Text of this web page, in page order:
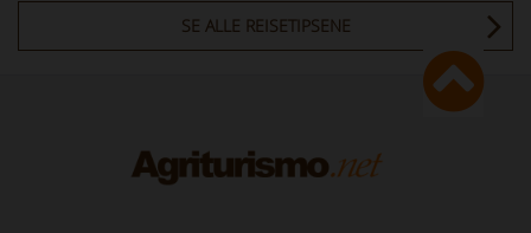
SE ALLE REISETIPSENE